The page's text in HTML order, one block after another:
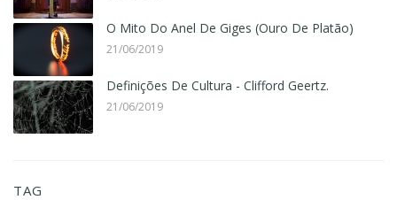
O Mito Do Anel De Giges (Ouro De Platão)
21/06/2019
Definições De Cultura - Clifford Geertz.
21/06/2019
TAG